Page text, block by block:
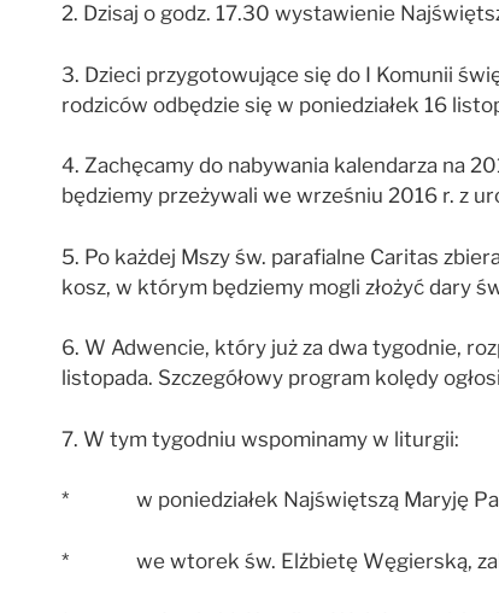
2. Dzisaj o godz. 17.30 wystawienie
3. Dzieci przygotowujące się do I Komunii
rodziców odbędzie się w poniedziałek 16
4. Zachęcamy do nabywania kalendarza na
będziemy przeżywali we wrześniu 2016 r. z
5. Po każdej Mszy św. parafialne Caritas
kosz, w którym będziemy mogli złożyć dary
6. W Adwencie, który już za dwa tygodnie,
listopada. Szczegółowy program kolędy
7. W tym tygodniu wspominamy w liturgii:
* w poniedziałek Najświętszą Maryję
* we wtorek św. Elżbietę Węgierską,